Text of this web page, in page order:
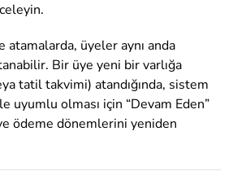
atamalarda, üyeler aynı anda
Bir üye yeni bir varlığa
tatil takvimi) atandığında, sistem
uyumlu olması için “Devam Eden”
ödeme dönemlerini yeniden